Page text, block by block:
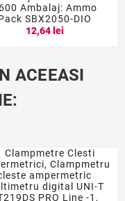
Ambalaj: Ammo
SBX2050-DIO
12,64 lei
ACEEASI